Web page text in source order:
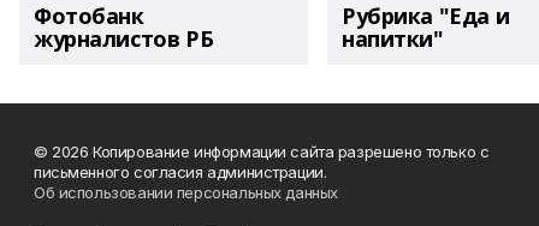
Фотобанк
журналистов РБ
Рубрика "Еда и
напитки"
© 2026 Копирование информации сайта разрешено только с
письменного согласия администрации.
Об использовании персональных данных